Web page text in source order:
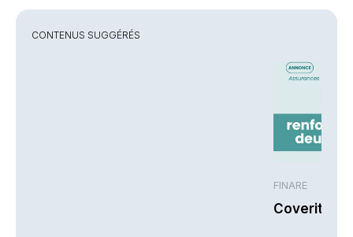
CONTENUS SUGGÉRÉS
FINARE
Coverity